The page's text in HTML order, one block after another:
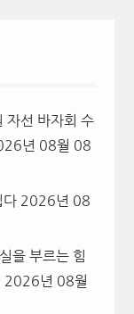
자선 바자회 수
년 08월 08
다 2026년 08
을 부르는 힘
2026년 08월